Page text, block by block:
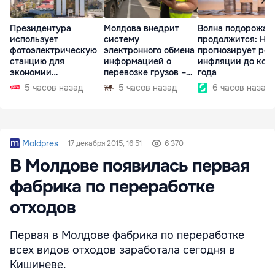
Президентура
использует
фотоэлектрическую
станцию для
экономии
электроэнергии
5 часов назад
Молдова внедрит
систему
электронного обмена
информацией о
перевозке грузов –
eFTI5 часов назад
Волна
продолжится:
прогнозирует
инфляции до
года
6 часов назад
Moldpres 17 декабря 2015, 16:51 6 370
В Молдове появилась первая
фабрика по переработке
отходов
Первая в Молдове фабрика по переработке
всех видов отходов заработала сегодня в
Кишиневе.